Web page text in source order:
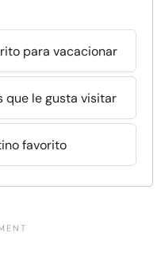
para vacacionar
que le gusta visitar
favorito